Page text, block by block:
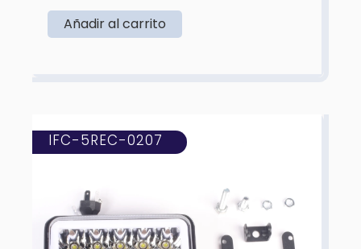
Añadir al carrito
IFC-5REC-0207